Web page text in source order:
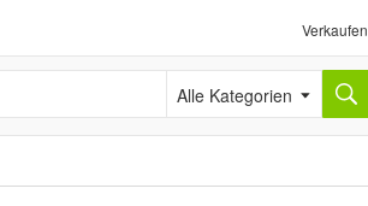
Verkaufen
Alle Kategorien